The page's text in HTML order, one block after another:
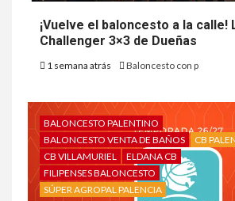
¡Vuelve el baloncesto a la calle!
Challenger 3×3 de Dueñas
1 semana atrás Baloncesto con p
BALONCESTO PALENTINO
BALONCESTO VENTA DE BAÑOS
CB
CB VILLAMURIEL
ELDANA CB
FILIPENSES BALONCESTO
SÚPER AGROPAL PALENCIA